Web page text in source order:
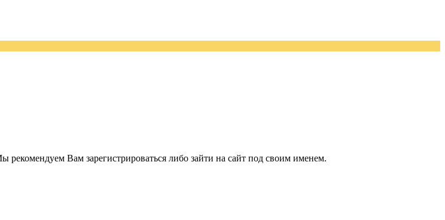
Вам зарегистрироваться либо зайти на сайт под своим именем.